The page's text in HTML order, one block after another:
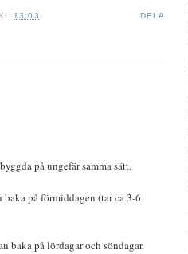
DELA
KL 13:03
på ungefär samma sätt.
på förmiddagen (tar ca 3-6
baka på lördagar och söndagar.